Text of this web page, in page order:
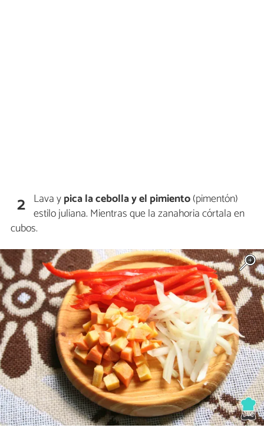
2 Lava ypica la cebolla y el pimiento(pimentón)
estilo juliana. Mientras que la zanahoria córtala en
cubos.